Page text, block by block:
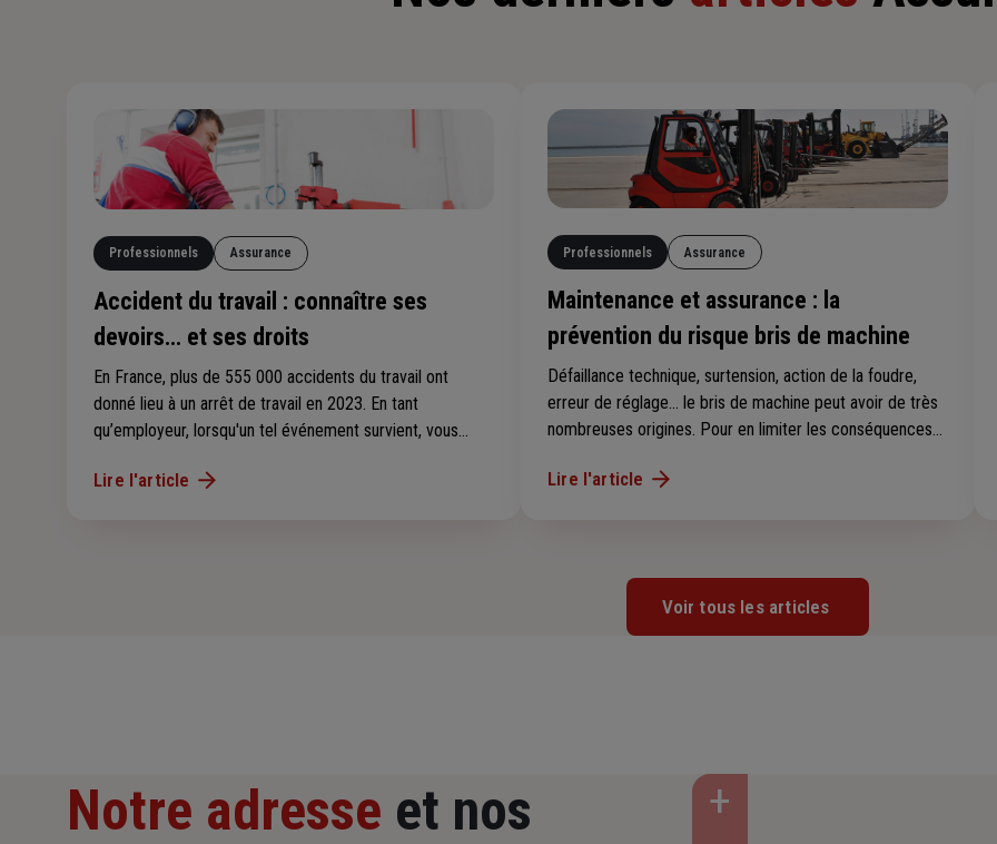
Professionnels Assurance
Accident du travail : connaître ses
devoirs… et ses droits
En France, plus de 555 000 accidents du travail ont
donné lieu à un arrêt de travail en 2023. En tant
qu’employeur, lorsqu'un tel événement survient, vous
droits. Connaissez-vous la différence avec l'accident de
Lire l'article
Professionnels Assurance
Maintenance et assurance : la
prévention du risque bris de machine
Défaillance technique, surtension, action de la foudre,
erreur de réglage… le bris de machine peut avoir de très
nombreuses origines. Pour en limiter les conséquences
plusieurs actions sont indispensables : l’évaluation des
Explications.
Lire l'article
Voir tous les articles
Notre adresse et nos